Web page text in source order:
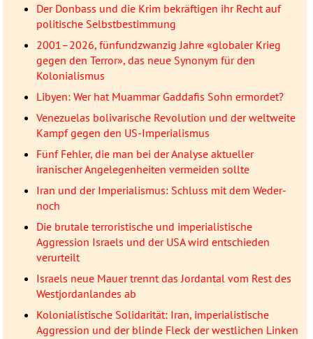
Der Donbass und die Krim bekräftigen ihr Recht auf
politische Selbstbestimmung
2001–2026, fünfundzwanzig Jahre «globaler Krieg
gegen den Terror», das neue Synonym für den
Kolonialismus
Libyen: Wer hat Muammar Gaddafis Sohn ermordet?
Venezuelas bolivarische Revolution und der weltweite
Kampf gegen den US-Imperialismus
Fünf Fehler, die man bei der Analyse aktueller
iranischer Angelegenheiten vermeiden sollte
Iran und der Imperialismus: Schluss mit dem Weder-
noch
Die brutale terroristische und imperialistische
Aggression Israels und der USA wird entschieden
verurteilt
Israels neue Mauer trennt das Jordantal vom Rest des
Westjordanlandes ab
Kolonialistische Solidarität: Iran, imperialistische
Aggression und der blinde Fleck der westlichen Linken